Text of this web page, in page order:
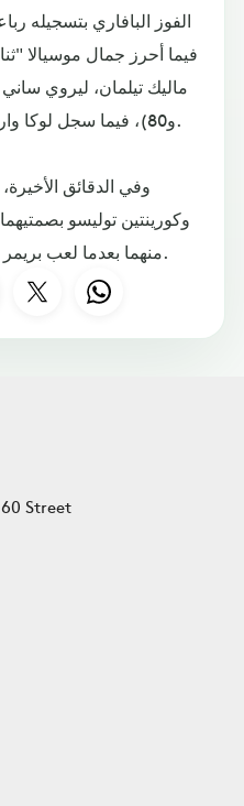
و80)، فيما سجل لوكا وارم هدفًا عكسيًا في الدقيقة 27.
وفي الدقائق
وكورينتين توليسو
منهما بعدما لعب بريمر بـ10 لاعبين في آخر ربع ساعة.
Street